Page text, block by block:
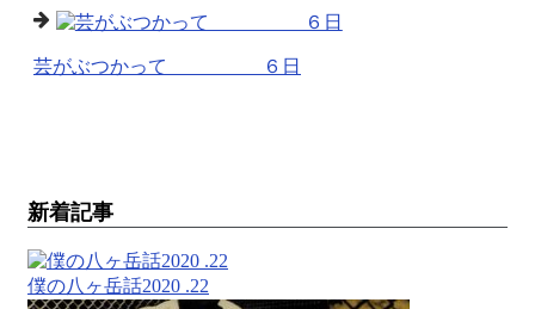
芸がぶつかって ６日
新着記事
僕の八ヶ岳話2020 .22